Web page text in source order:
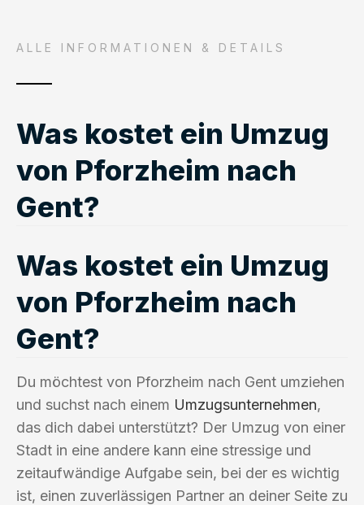
ALLE INFORMATIONEN & DETAILS
Was kostet ein Umzug
von Pforzheim nach
Gent?
Was kostet ein Umzug
von Pforzheim nach
Gent?
Du möchtest von Pforzheim nach Gent umziehen
und suchst nach einem Umzugsunternehmen,
das dich dabei unterstützt? Der Umzug von einer
Stadt in eine andere kann eine stressige und
zeitaufwändige Aufgabe sein, bei der es wichtig
ist, einen zuverlässigen Partner an deiner Seite zu